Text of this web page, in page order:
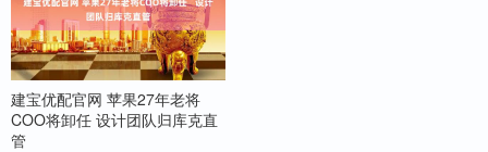
建宝优配官网 苹果27年老将
COO将卸任 设计团队归库克直
管